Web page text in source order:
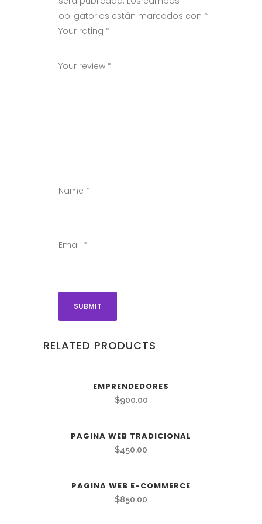
obligatorios están marcados con *
Your rating *
Your review *
Name *
Email *
RELATED PRODUCTS
EMPRENDEDORES
$900.00
PAGINA WEB TRADICIONAL
$450.00
PAGINA WEB E-COMMERCE
$850.00